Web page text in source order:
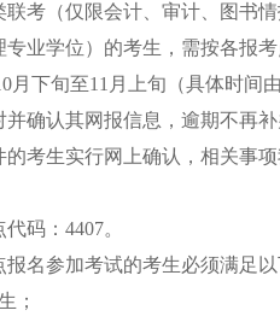
考（仅限会计、审计、图书
业学位）的考生，需按各报考
下旬至11月上旬（具体时间
确认其网报信息，逾期不再补
生实行网上确认，相关事项
码：4407。
参加考试的考生必须满足以
；